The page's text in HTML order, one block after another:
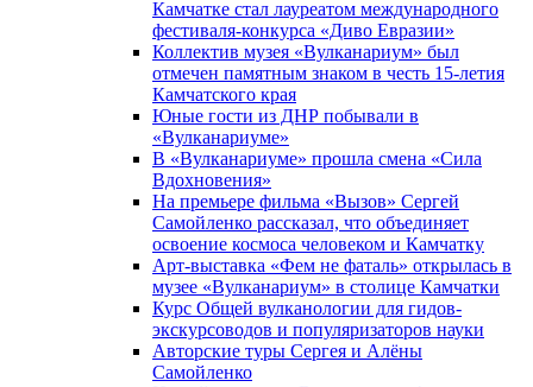
Камчатке стал лауреатом международного
фестиваля-конкурса «Диво Евразии»
Коллектив музея «Вулканариум» был
отмечен памятным знаком в честь 15-летия
Камчатского края
Юные гости из ДНР побывали в
«Вулканариумe»
В «Вулканариуме» прошла смена «Сила
Вдохновения»
На премьере фильма «Вызов» Сергей
Самойленко рассказал, что объединяет
освоение космоса человеком и Камчатку
Арт-выставка «Фем не фаталь» открылась в
музее «Вулканариум» в столице Камчатки
Курс Общей вулканологии для гидов-
экскурсоводов и популяризаторов науки
Авторские туры Сергея и Алёны
Самойленко